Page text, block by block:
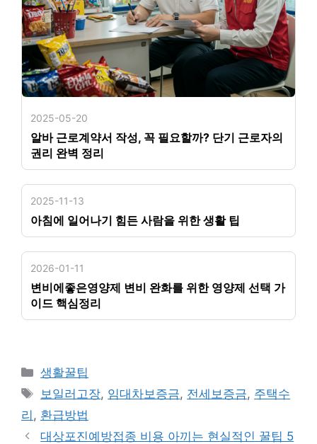
2025-05-20
알바 근로계약서 작성, 꼭 필요할까? 단기 근로자의
권리 완벽 정리
2025-11-13
아침에 일어나기 힘든 사람을 위한 생활 팁
2026-01-11
변비에좋은영양제 변비 완화를 위한 영양제 선택 가
이드 핵심정리
카
테
리
생활꿀팁
태
그
보일러고장, 임대차보증금, 전세보증금, 주택수
리 , 환급방법
대상포진예방접종 비용 아끼는 현실적인 꿀팁 5